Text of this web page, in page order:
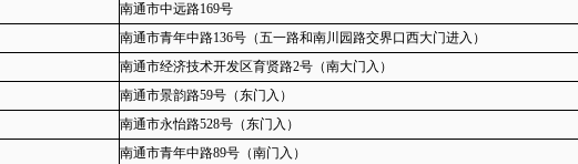
南通市中远路169号
南通市青年中路136号（五一路和南川园路交界口西大门进入）
南通市经济技术开发区育贤路2号（南大门入）
南通市景韵路59号（东门入）
南通市永怡路528号（东门入）
南通市青年中路89号（南门入）